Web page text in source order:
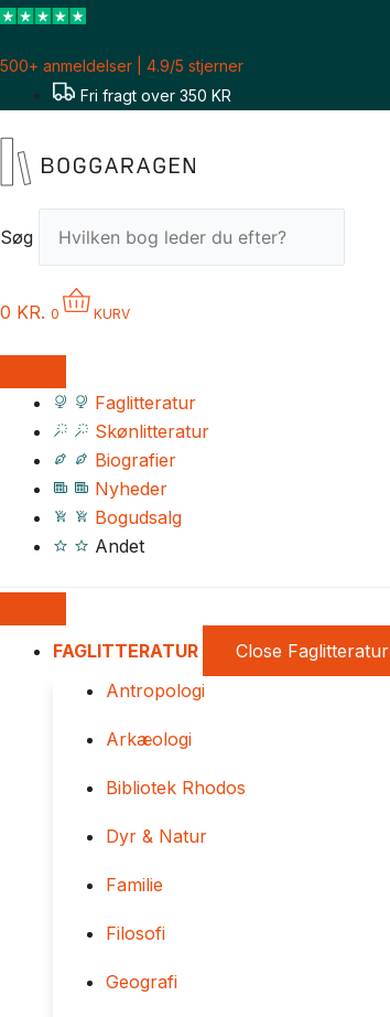
Gå
indholdet
500+ anmeldelser | 4.9/5 stjerner
Fri fragt over 350 KR
Søg
0 KR. 0 KURV
Faglitteratur
Skønlitteratur
Biografier
Nyheder
Bogudsalg
Andet
FAGLITTERATUR Close Faglitteratur
Antropologi
Arkæologi
Bibliotek Rhodos
Dyr & Natur
Familie
Filosofi
Geografi